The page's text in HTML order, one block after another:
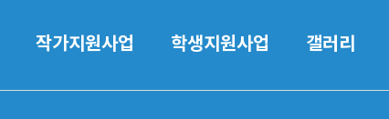
작가지원사업 학생지원사업 갤러리